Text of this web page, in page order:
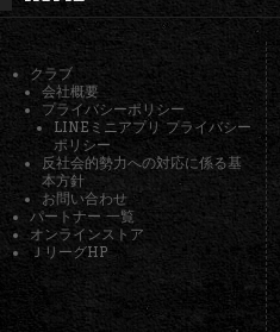
クラブ
会社概要
プライバシーポリシー
LINEミニアプリ プライバシー
ポリシー
反社会的勢力への対応に係る基
本方針
お問い合わせ
パートナー 一覧
オンラインストア
ＪリーグHP